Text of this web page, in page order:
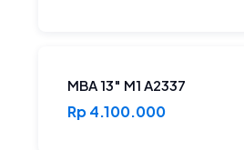
MBA 13″ M1 A2337
Rp 4.100.000